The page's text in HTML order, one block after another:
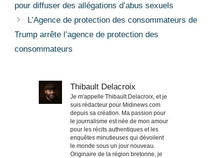
pour diffuser des allégations d’abus sexuels
L’Agence de protection des consommateurs de
Trump arrête l’agence de protection des
consommateurs
Thibault Delacroix
Je m'appelle Thibault Delacroix, et je
suis rédacteur pour Midinews.com
depuis sa création. Ma passion pour
le journalisme est née de mon amour
pour les récits authentiques et les
enquêtes minutieuses qui dévoilent
le monde sous un jour nouveau.
Originaire de la région bretonne, je